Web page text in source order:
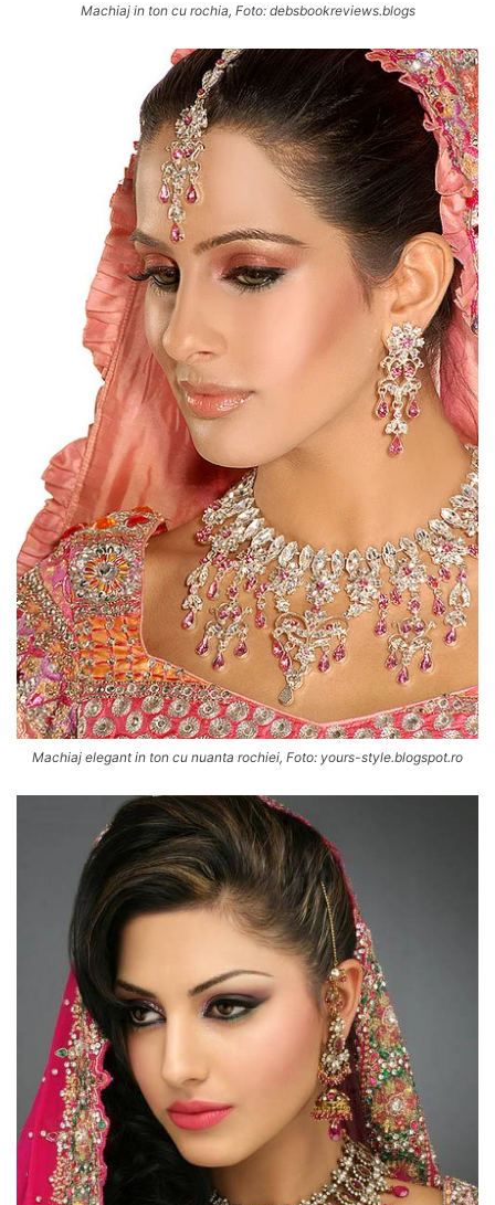
Machiaj in ton cu rochia, Foto: debsbookreviews.blogs
Machiaj elegant in ton cu nuanta rochiei, Foto: yours-style.blogspot.ro